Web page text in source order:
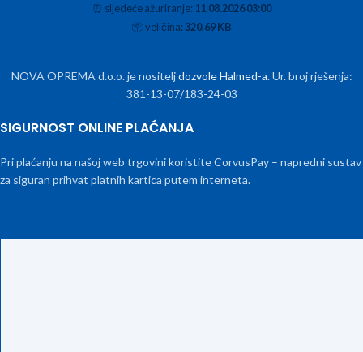
⏰ sljedeće ažuriranje:11.08.2026 03:00
📦veličina:320.69 KB
NOVA OPREMA d.o.o. je nositeljdozvole Halmed-a. Ur. broj rješenja:
381-13-07/183-24-03
SIGURNOST ONLINE PLAĆANJA
Pri plaćanju na našoj web trgovini koristite CorvusPay – napredni sustav
za siguran prihvat platnih kartica putem interneta.